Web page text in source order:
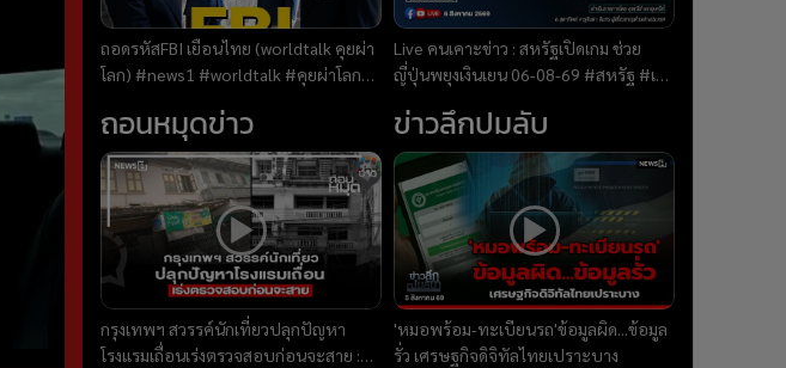
ถอดรหัสFBI เยือนไทย (worldtalk คุยผ่า
โลก) #news1 #worldtalk #คุยผ่าโลก
Live คนเคาะข่าว : สหรัฐเปิดเกม ช่วย
ญี่ปุ่นพยุงเงินเยน 06-08-69 #สหรัฐ #เงิน
ถอนหมุดข่าว
กรุงเทพฯ สวรรค์นักเที่ยวปลุกปัญหา
โรงแรมเถื่อนเร่งตรวจสอบก่อนจะสาย :
ข่าวลึกปมลับ
'หมอพร้อม-ทะเบียนรถ'ข้อมูลผิด...ข้อมูล
รั่ว เศรษฐกิจดิจิทัลไทยเปราะบาง